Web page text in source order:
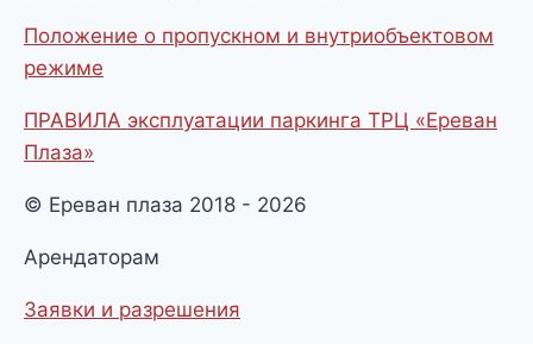
Положение о пропускном и внутриобъектовом
режиме
ПРАВИЛА эксплуатации паркинга ТРЦ «Ереван
Плаза»
© Ереван плаза 2018 - 2026
Арендаторам
Заявки и разрешения